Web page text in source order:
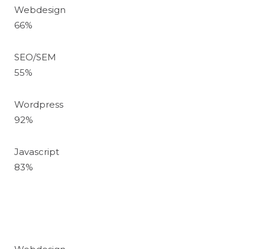
Webdesign
66%
SEO/SEM
55%
Wordpress
92%
Javascript
83%